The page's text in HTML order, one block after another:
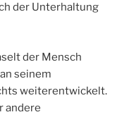
der Unterhaltung
der Mensch
seinem
weiterentwickelt.
andere